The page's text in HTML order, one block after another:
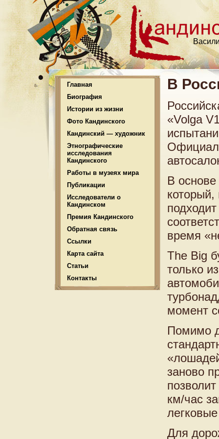
Главная
Биография
Истории из жизни
Фото Кандинского
Кандинский — художник
Этнографические
исследования
Кандинского
Работы в музеях мира
Публикации
Исследователи о
Кандинском
Премия Кандинского
Обратная связь
Ссылки
Карта сайта
Статьи
Контакты
В
«Volga
В
время
The Big
только
момент
Помимо
заново
км/час
Для